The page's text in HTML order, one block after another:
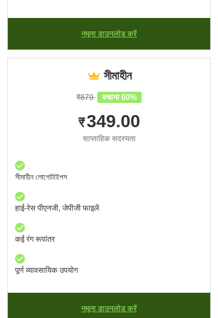
नमूना डाउनलोड करें
সীমাহীন
₹879 बचाना 60%
₹349.00
साप्ताहिक सदस्यता
সীমাহীন লোগোটাইপস
हाई-रेस पीएनजी, जेपीजी फाइलें
कई रंग रूपांतर
पूर्ण व्यावसायिक उपयोग
नमूना डाउनलोड करें